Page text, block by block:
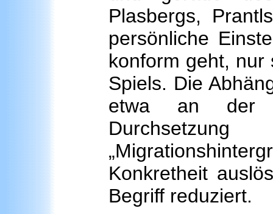
Plasbergs,
persönliche
konform geht, nur
Spiels. Die
etwa an der
Konkretheit
Begriff reduziert.